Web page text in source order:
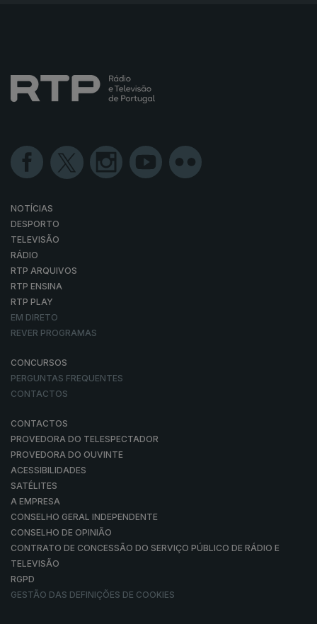
NOTÍCIAS
DESPORTO
TELEVISÃO
RÁDIO
RTP ARQUIVOS
RTP ENSINA
RTP PLAY
EM DIRETO
REVER PROGRAMAS
CONCURSOS
PERGUNTAS FREQUENTES
CONTACTOS
CONTACTOS
PROVEDORA DO TELESPECTADOR
PROVEDORA DO OUVINTE
ACESSIBILIDADES
SATÉLITES
A EMPRESA
CONSELHO GERAL INDEPENDENTE
CONSELHO DE OPINIÃO
CONTRATO DE CONCESSÃO DO SERVIÇO PÚBLICO DE RÁDIO E
TELEVISÃO
RGPD
GESTÃO DAS DEFINIÇÕES DE COOKIES